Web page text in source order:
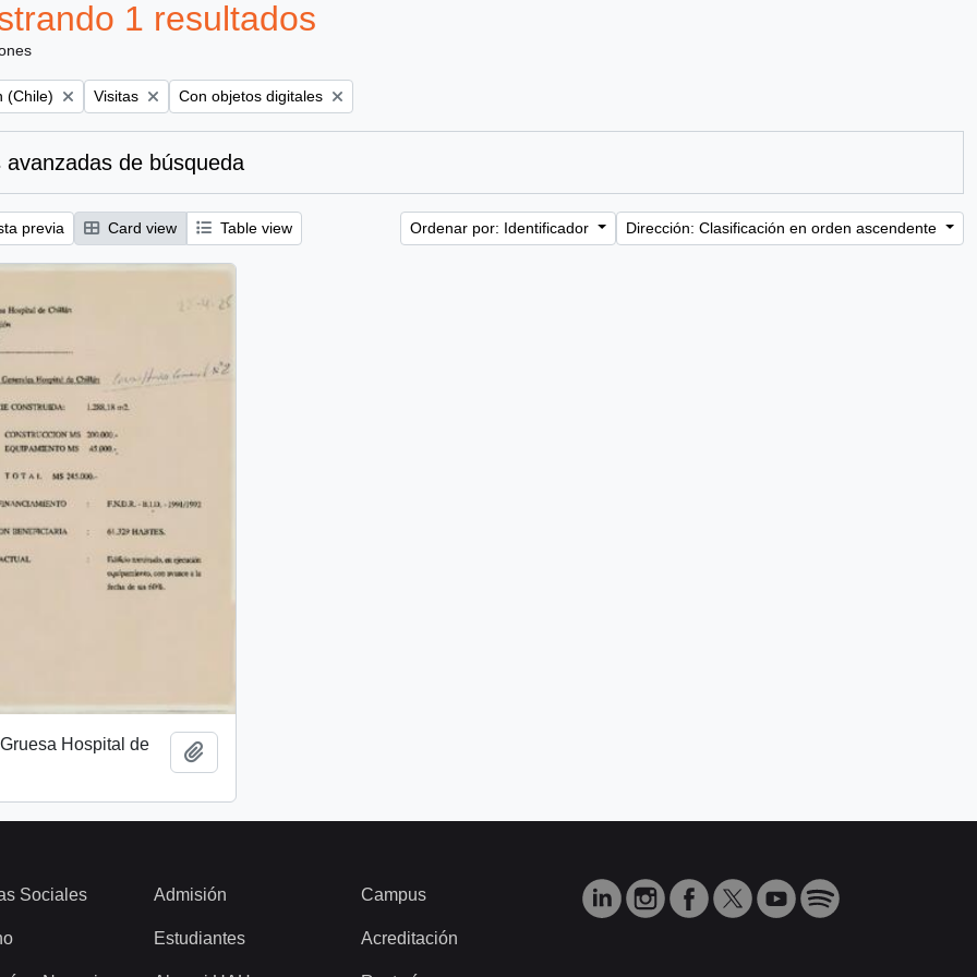
1 resultados
(Chile) Remove filter:
Visitas Remove filter:
Con objetos digitales
avanzadas de búsqueda
previa Card view Table view Ordenar por: Identificador Dirección: Clasificación en orden ascendente
Hospital de
Sociales Admisión
Estudiantes
Campus
Acreditación